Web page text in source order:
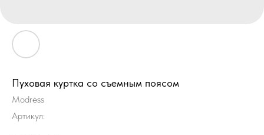
Пуховая куртка со съемным поясом
Modress
Артикул: